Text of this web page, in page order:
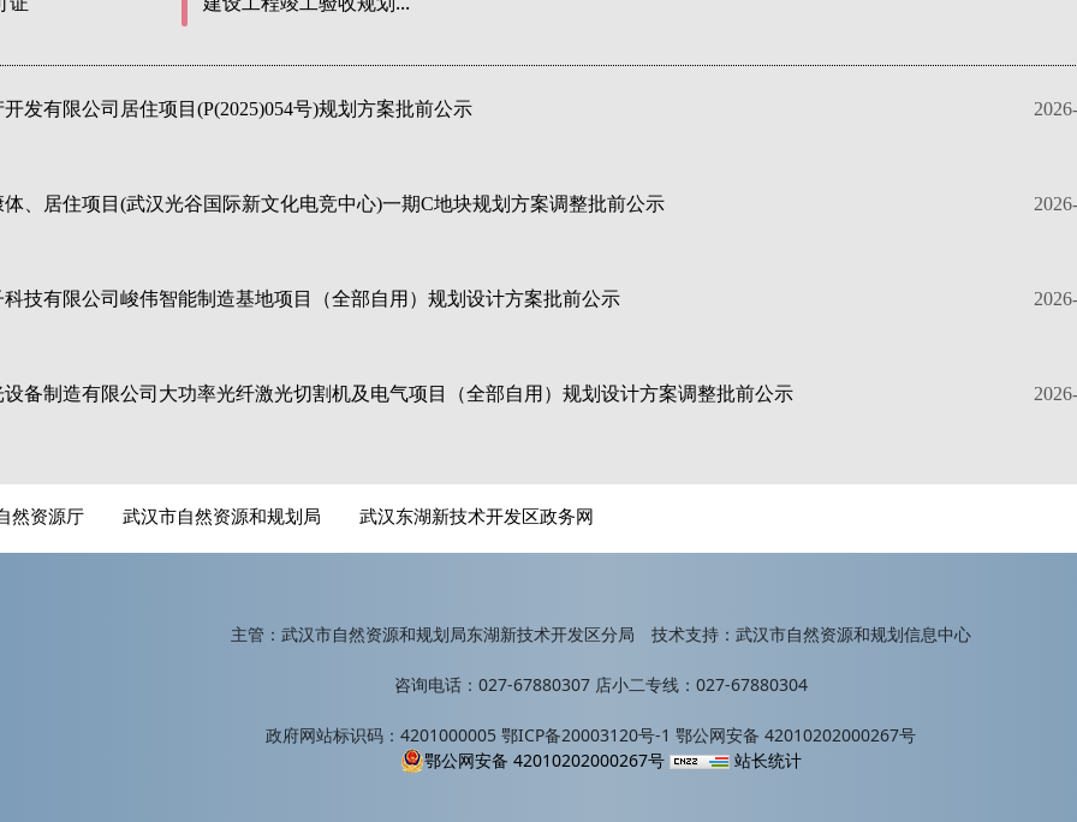
发有限公司居住项目(P(2025)054号)规划方案批前公示
、居住项目(武汉光谷国际新文化电竞中心)一期C地块规划方案调整批前公示
技有限公司峻伟智能制造基地项目（全部自用）规划设计方案批前公示
备制造有限公司大功率光纤激光切割机及电气项目（全部自用）规划设计方案调整批前公示
然资源厅 武汉市自然资源和规划局 武汉东湖新技术开发区政务网
主管：武汉市自然资源和规划局东湖新技术开发区分局 技术支持：武汉市自然资源和规划信息中心
咨询电话：027-67880307 店小二专线：027-67880304
政府网站标识码：4201000005 鄂ICP备20003120号-1 鄂公网安备 42010202000267号
鄂公网安备 42010202000267号
站长统计